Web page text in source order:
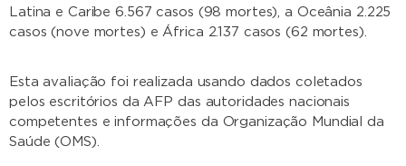
Latina e Caribe 6.567 casos (98 mortes), a Oceânia 2.225
casos (nove mortes) e África 2.137 casos (62 mortes).
Esta avaliação foi realizada usando dados coletados
pelos escritórios da AFP das autoridades nacionais
competentes e informações da Organização Mundial da
Saúde (OMS).